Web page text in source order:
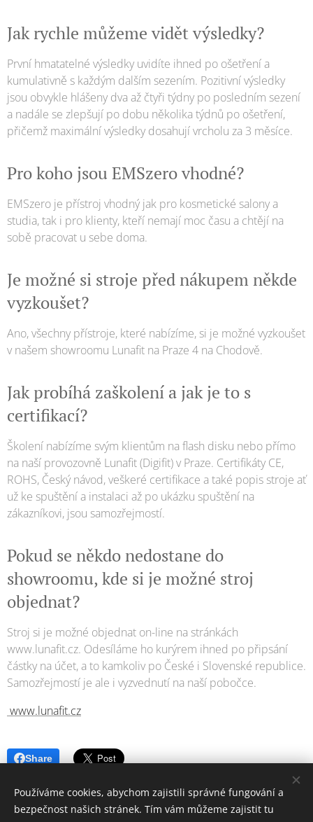
Jak rychle můžeme vidět výsledky?
První hmatatelné výsledky uvidíte ihned po ošetření a
kumulativně s každým dalším sezením. Pozitivní výsledky
jsou obvykle hlášeny dva až čtyři týdny po posledním sezení
a nadále se zlepšují po dobu několika týdnů po ošetření,
přičemž maximální výsledky dosahují vrcholu za 3 měsíce.
Pro koho jsou EMSzero vhodné?
EMSzero je přístroj vhodný jak pro kosmetické salony a
studia, tak i pro klienty, kteří nemají moc času a chtějí na
sobě pracovat u sebe doma.
Je možné si stroje před nákupem někde
vyzkoušet?
Ano, všechny přístroje, které nabízíme, si je možné vyzkoušet
v našem showroomu Lunafit na Praze 4 na Chodově.
Jak probíhá zaškolení a jak je to s
certifikací?
Školení nabízíme svým klientům na flash disku nebo přímo
na naší provozovně Lunafit (Digifit) v Praze. Certifikáty CE,
ROHS, Český návod, veškeré certifikace a také popis stroje ať
už ke spuštění a instalaci až po ukázku spuštění na
zákazníkovi, jsou samozřejmostí.
Pokud se někdo nedostane do
showroomu, kde si je možné stroj
objednat?
Stroj si je možné objednat on-line na stránkách
www.lunafit.cz. Odesíláme ho kurýrem ihned po připsání
částky na účet, a to kamkoliv po České i Slovenské republice.
Samozřejmostí je ale i vyzvednutí na naší pobočce.
www.lunafit.cz
Share
Používáme cookies, abychom zajistili správné fungování a
bezpečnost našich stránek. Tím vám můžeme zajistit tu